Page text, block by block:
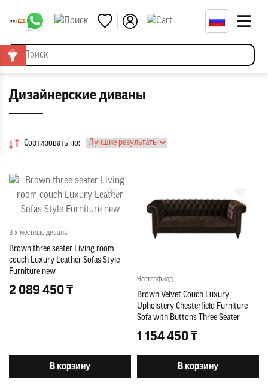
Дизайнерские диваны
Сортировать по:
3-х местные диваны
Brown three seater Living room
couch Luxury Leather Sofas Style
Furniture new
2 089 450 ₸
В корзину
Честерфилд
Brown Velvet Couch Luxury
Upholstery Chesterfield Furniture
Sofa with Buttons Three Seater
1 154 450 ₸
В корзину